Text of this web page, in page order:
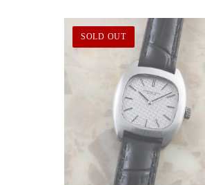
SOLD OUT